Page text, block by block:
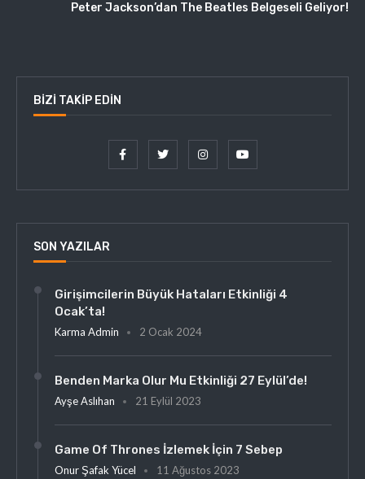
Peter Jackson’dan The Beatles Belgeseli Geliyor!
BIZI TAKIP EDIN
SON YAZILAR
Girişimcilerin Büyük Hataları Etkinliği 4
Ocak’ta!
Karma Admin 2 Ocak 2024
Benden Marka Olur Mu Etkinliği 27 Eylül’de!
Ayşe Aslıhan 21 Eylül 2023
Game Of Thrones İzlemek İçin 7 Sebep
Onur Şafak Yücel 11 Ağustos 2023